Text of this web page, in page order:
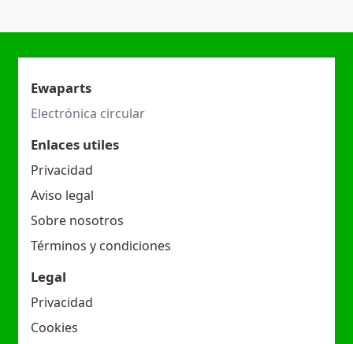
Ewaparts
Electrónica circular
Enlaces utiles
Privacidad
Aviso legal
Sobre nosotros
Términos y condiciones
Legal
Privacidad
Cookies